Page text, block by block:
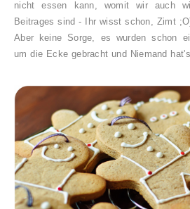
nicht essen kann, womit wir auch
Beitrages sind - Ihr wisst schon, Zimt
Aber keine Sorge, es wurden schon
um die Ecke gebracht und Niemand